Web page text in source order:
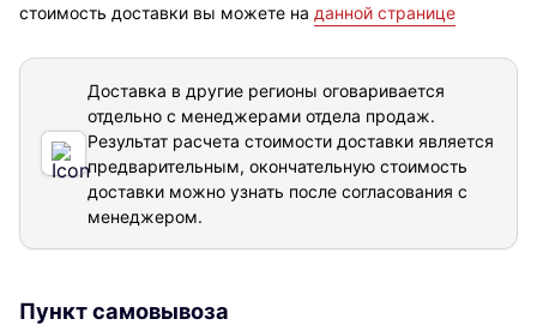
стоимость доставки вы можете на данной странице
Доставка в другие регионы оговаривается
отдельно с менеджерами отдела продаж.
Результат расчета стоимости доставки является
предварительным, окончательную стоимость
доставки можно узнать после согласования с
менеджером.
Пункт самовывоза